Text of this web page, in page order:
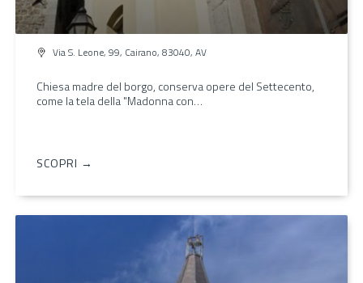
Via S. Leone, 99, Cairano, 83040, AV
Chiesa madre del borgo, conserva opere del Settecento,
come la tela della "Madonna con…
SCOPRI →